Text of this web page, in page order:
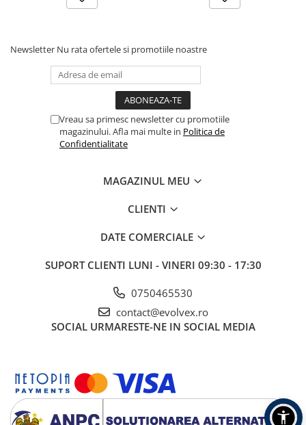
Ecranul generos iti permite sa vezi rapid informatiile
Apeluri Bluetooth direct
de pe ceas
telefonul din buzunar.
accesa agenda telefonului
utiliza functia SOS in situatii de urgenta
Newsletter Nu rata ofertele si promotiile noastre
Vreau sa primesc newsletter cu promotiile
magazinului. Afla mai multe in Politica de
Confidentialitate
MAGAZINUL MEU
CLIENTI
DATE COMERCIALE
SUPORT CLIENTI LUNI - VINERI 09:30 - 17:30
0750465530
contact@evolvex.ro
SOCIAL URMARESTE-NE IN SOCIAL MEDIA